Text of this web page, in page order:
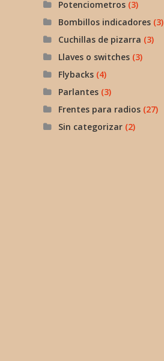
Potenciometros (3)
Bombillos indicadores (3)
Cuchillas de pizarra (3)
Llaves o switches (3)
Flybacks (4)
Parlantes (3)
Frentes para radios (27)
Sin categorizar (2)